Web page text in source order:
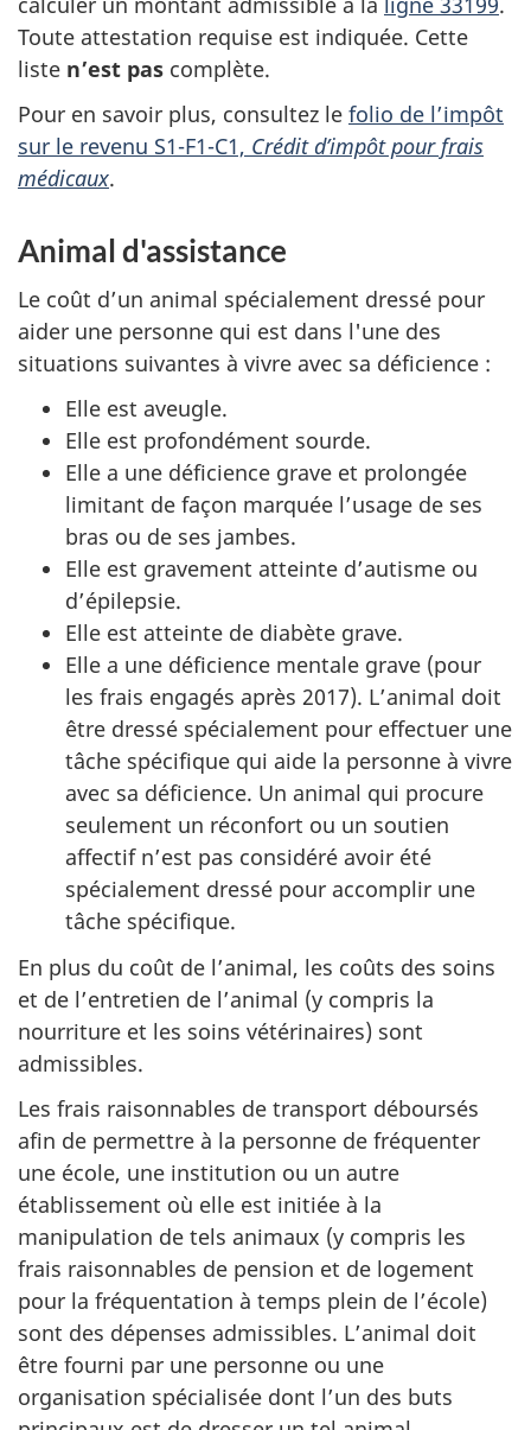
Toute attestation requise est indiquée. Cette
liste n’est pas complète.
Pour en savoir plus, consultez le folio de l’impôt
sur le revenu S1-F1-C1, Crédit d’impôt pour frais
médicaux.
Animal d'assistance
Le coût d’un animal spécialement dressé pour
aider une personne qui est dans l'une des
situations suivantes à vivre avec sa déficience :
Elle est aveugle.
Elle est profondément sourde.
Elle a une déficience grave et prolongée
limitant de façon marquée l’usage de ses
bras ou de ses jambes.
Elle est gravement atteinte d’autisme ou
d’épilepsie.
Elle est atteinte de diabète grave.
Elle a une déficience mentale grave (pour
les frais engagés après 2017). L’animal doit
être dressé spécialement pour effectuer une
tâche spécifique qui aide la personne à vivre
avec sa déficience. Un animal qui procure
seulement un réconfort ou un soutien
affectif n’est pas considéré avoir été
spécialement dressé pour accomplir une
tâche spécifique.
En plus du coût de l’animal, les coûts des soins
et de l’entretien de l’animal (y compris la
nourriture et les soins vétérinaires) sont
admissibles.
Les frais raisonnables de transport déboursés
afin de permettre à la personne de fréquenter
une école, une institution ou un autre
établissement où elle est initiée à la
manipulation de tels animaux (y compris les
frais raisonnables de pension et de logement
pour la fréquentation à temps plein de l’école)
sont des dépenses admissibles. L’animal doit
être fourni par une personne ou une
organisation spécialisée dont l’un des buts